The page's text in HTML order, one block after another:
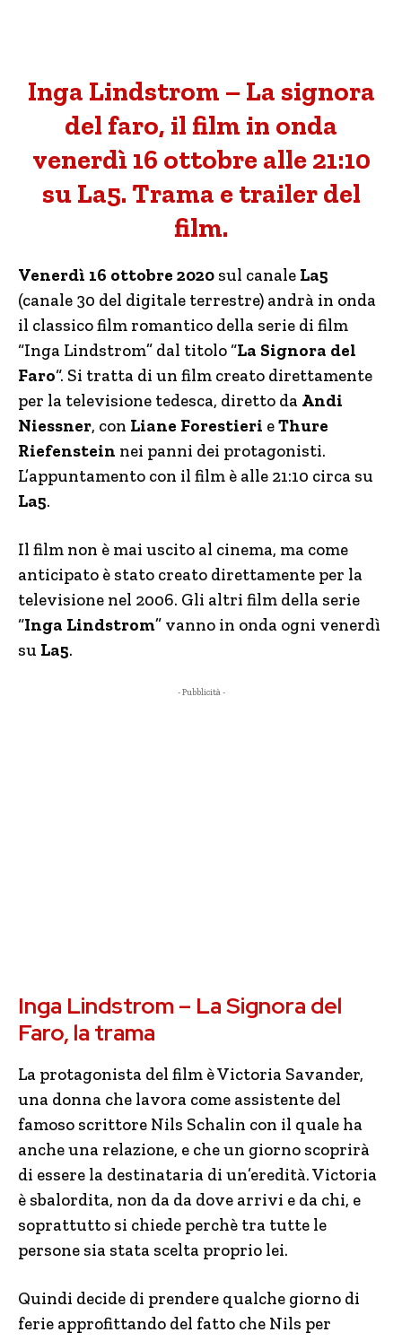
Inga Lindstrom – La signora
del faro, il film in onda
venerdì 16 ottobre alle 21:10
su La5. Trama e trailer del
film.
Venerdì 16 ottobre 2020 sul canale La5
(canale 30 del digitale terrestre) andrà in onda
il classico film romantico della serie di film
“Inga Lindstrom” dal titolo “La Signora del
Faro“. Si tratta di un film creato direttamente
per la televisione tedesca, diretto da Andi
Niessner, con Liane Forestieri eThure
Riefenstein nei panni dei protagonisti.
L’appuntamento con il film è alle 21:10 circa su
La5.
Il film non è mai uscito al cinema, ma come
anticipato è stato creato direttamente per la
televisione nel 2006. Gli altri film della serie
“Inga Lindstrom” vanno in onda ogni venerdì
su La5.
- Pubblicità -
Inga Lindstrom – La Signora del
Faro, la trama
La protagonista del film è Victoria Savander,
una donna che lavora come assistente del
famoso scrittore Nils Schalin con il quale ha
anche una relazione, e che un giorno scoprirà
di essere la destinataria di un’eredità. Victoria
è sbalordita, non da da dove arrivi e da chi, e
soprattutto si chiede perchè tra tutte le
persone sia stata scelta proprio lei.
Quindi decide di prendere qualche giorno di
ferie approfittando del fatto che Nils per